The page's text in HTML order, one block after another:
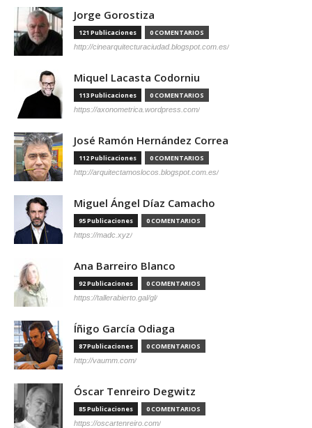
Jorge Gorostiza
121 Publicaciones 0 COMENTARIOS
http://cinearquitecturaciudad.blogspot.com.es/
Miquel Lacasta Codorniu
113 Publicaciones 0 COMENTARIOS
https://axonometrica.wordpress.com/
José Ramón Hernández Correa
112 Publicaciones 0 COMENTARIOS
http://arquitectamoslocos.blogspot.com.es/
Miguel Ángel Díaz Camacho
95 Publicaciones 0 COMENTARIOS
https://madc.xyz/
Ana Barreiro Blanco
92 Publicaciones 0 COMENTARIOS
https://tallerabierto.gal/gl/
Íñigo García Odiaga
87 Publicaciones 0 COMENTARIOS
http://vaumm.com/
Óscar Tenreiro Degwitz
85 Publicaciones 0 COMENTARIOS
https://oscartenreiro.com/